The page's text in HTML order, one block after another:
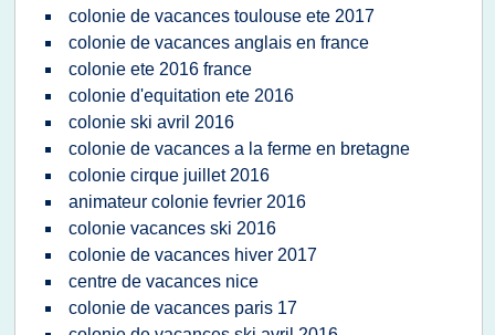
colonie de vacances toulouse ete 2017
colonie de vacances anglais en france
colonie ete 2016 france
colonie d'equitation ete 2016
colonie ski avril 2016
colonie de vacances a la ferme en bretagne
colonie cirque juillet 2016
animateur colonie fevrier 2016
colonie vacances ski 2016
colonie de vacances hiver 2017
centre de vacances nice
colonie de vacances paris 17